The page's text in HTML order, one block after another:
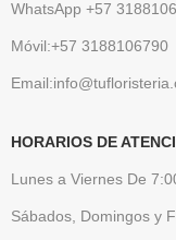
WhatsApp +57
Móvil:+57 3188106790
HORARIOS DE
Lunes a Viernes De
Sábados, Domingos y